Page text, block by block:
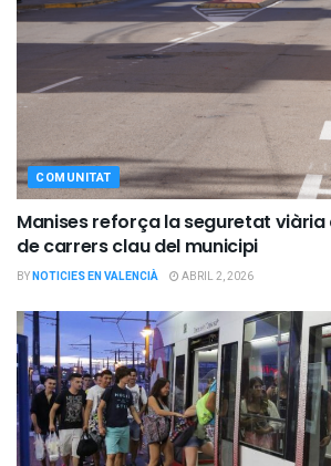
COMUNITAT
Manises reforça la seguretat
de carrers clau del municipi
BYNOTICIES EN VALENCIÀ ABRIL 2, 2026